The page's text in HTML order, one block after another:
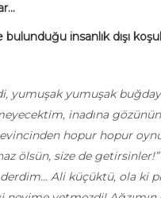
insanlık dışı
yumuşak yumuşak
inadına
hopur hopur
ölsün, size de
Ali küçüktü, ola ki